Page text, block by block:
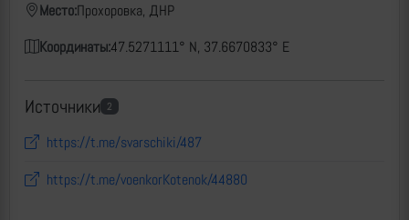
Место:Прохоровка, ДНР
Координаты:47.5271111° N, 37.6670833° E
Источники 2
https://t.me/svarschiki/487
https://t.me/voenkorKotenok/44880